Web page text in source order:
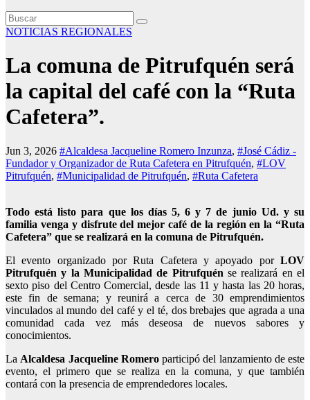
NOTICIAS REGIONALES
La comuna de Pitrufquén será
la capital del café con la “Ruta
Cafetera”.
Jun 3, 2026 #Alcaldesa Jacqueline Romero Inzunza, #José Cádiz -
Fundador y Organizador de Ruta Cafetera en Pitrufquén, #LOV
Pitrufquén, #Municipalidad de Pitrufquén, #Ruta Cafetera
Todo está listo para que los días 5, 6 y 7 de junio Ud. y su
familia venga y disfrute del mejor café de la región en la “Ruta
Cafetera” que se realizará en la comuna de Pitrufquén.
El evento organizado por Ruta Cafetera y apoyado por LOV
Pitrufquén y la Municipalidad de Pitrufquén se realizará en el
sexto piso del Centro Comercial, desde las 11 y hasta las 20 horas,
este fin de semana; y reunirá a cerca de 30 emprendimientos
vinculados al mundo del café y el té, dos brebajes que agrada a una
comunidad cada vez más deseosa de nuevos sabores y
conocimientos.
La Alcaldesa Jacqueline Romeroparticipó del lanzamiento de este
evento, el primero que se realiza en la comuna, y que también
contará con la presencia de emprendedores locales.